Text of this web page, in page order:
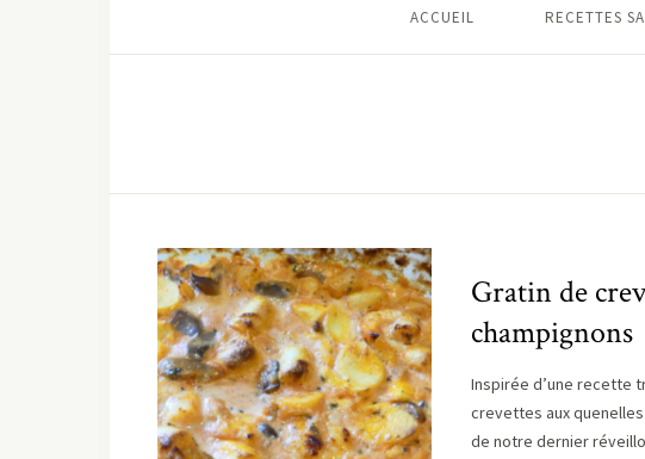
ACCUEIL RECETTES
Gratin de
champignons
Inspirée d’une recette
crevettes aux
de notre dernier